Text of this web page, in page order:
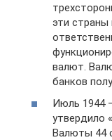
эти страны
валют.
банков
Июль 1944
утвердило
Валюты 44